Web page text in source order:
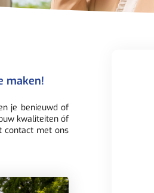
maken!
je benieuwd of
kwaliteiten óf
contact met ons